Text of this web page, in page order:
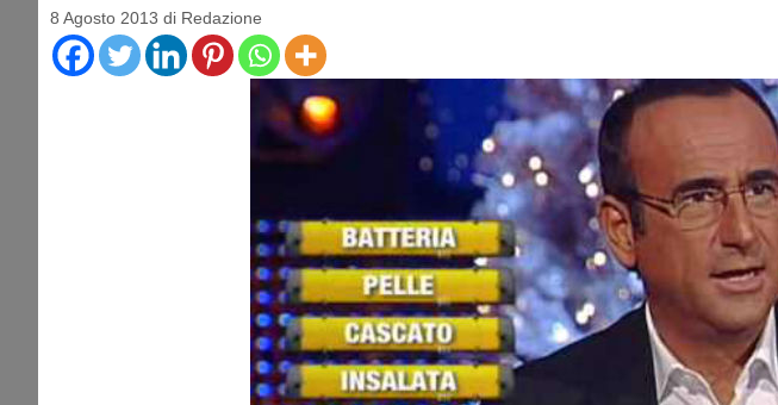
8 Agosto 2013 di Redazione